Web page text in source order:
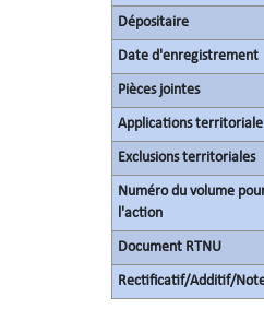
Dépositaire
Date d'enregistrement
Pièces jointes
Applications territoriale
Exclusions territoriales
Numéro du volume
l'action
Document RTNU
Rectificatif/Additif/